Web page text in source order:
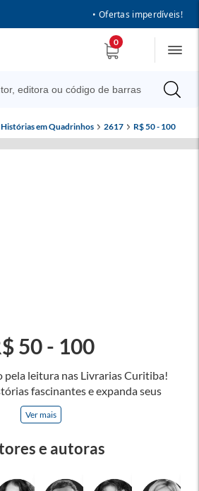
• Ofertas imperdíveis!
0
Histórias em Quadrinhos 2617 R$ 50 - 100
pela leitura nas Livrarias Curitiba!
fascinantes e expanda seus
página é uma porta para novos
Ler nos permite viajar sem sair do
de alcançar o seu crescimento
mundo da imaginação! A leitura
Ver mais
50 - 100
e autoras